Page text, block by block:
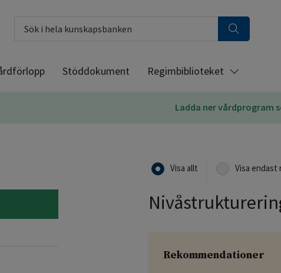
Stöddokument Regimbiblioteket
Ladda ner vårdprogram
Visa allt Visa
Rekommendationer